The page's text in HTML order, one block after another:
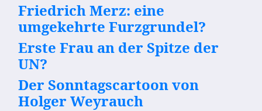
Friedrich Merz: eine
umgekehrte Furzgrundel?
Erste Frau an der Spitze der
UN?
Der Sonntagscartoon von
Holger Weyrauch